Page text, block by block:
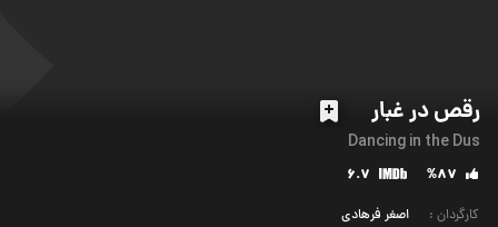
رقص در غبار
Dancing in the Dus
%87
6.7
کارگردان :
اصغر فرهادی